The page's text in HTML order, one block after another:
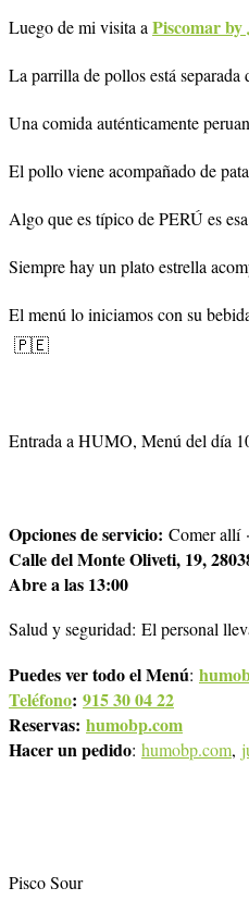
Luego de mi visita a Piscomar
La parrilla de pollos está
Una comida auténticamente
El pollo viene acompañado de
Algo que es típico de PERÚ es
Siempre hay un plato estrella
El menú lo iniciamos con su
🇵🇪
Entrada a HUMO, Menú del día
Opciones de servicio: Comer allí
Calle del Monte Oliveti, 19,
Abre a las 13:00
Salud y seguridad: El personal
Puedes ver todo el Menú:
Teléfono: 915 30 04 22
Reservas: humobp.com
Hacer un pedido: humobp.com,
Pisco Sour